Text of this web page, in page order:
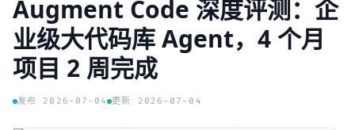
Augment Code 深度评测：企
业级大代码库 Agent，4 个月
项目 2 周完成
发布 2026-07-04 更新 2026-07-04